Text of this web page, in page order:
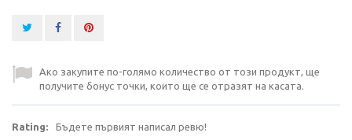
Ако закупите по-голямо количество от този продукт, ще
получите бонус точки, които ще се отразят на касата.
Rating: Бъдете първият написал ревю!